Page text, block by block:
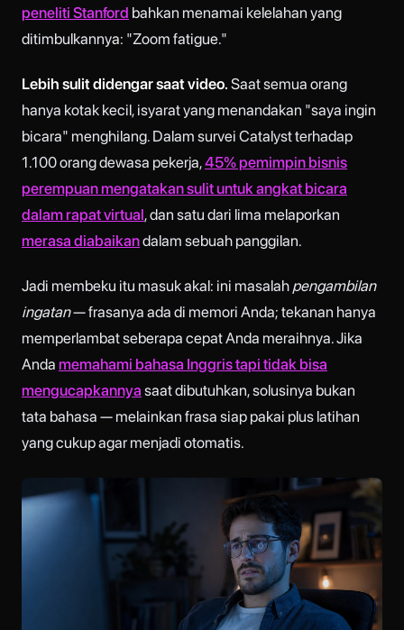
peneliti Stanford bahkan menamai kelelahan yang
ditimbulkannya: "Zoom fatigue."
Lebih sulit didengar saat video. Saat semua orang
hanya kotak kecil, isyarat yang menandakan "saya ingin
bicara" menghilang. Dalam survei Catalyst terhadap
1.100 orang dewasa pekerja,45% pemimpin bisnis
perempuan mengatakan sulit untuk angkat bicara
dalam rapat virtual, dan satu dari lima melaporkan
merasa diabaikandalam sebuah panggilan.
Jadi membeku itu masuk akal: ini masalah pengambilan
ingatan— frasanya ada di memori Anda; tekanan hanya
memperlambat seberapa cepat Anda meraihnya. Jika
Anda memahami bahasa Inggris tapi tidak bisa
mengucapkannya saat dibutuhkan, solusinya bukan
tata bahasa — melainkan frasa siap pakai plus latihan
yang cukup agar menjadi otomatis.